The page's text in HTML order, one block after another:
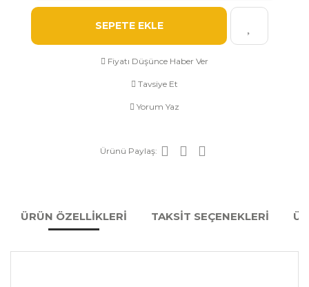
SEPETE EKLE
Fiyatı Düşünce Haber Ver
Tavsiye Et
Yorum Yaz
Ürünü Paylaş:
ÜRÜN ÖZELLİKLERİ TAKSİT SEÇENEKLERİ